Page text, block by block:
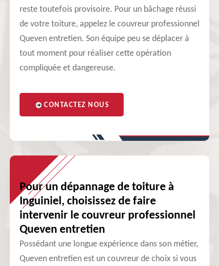
reste toutefois provisoire. Pour un bâchage réussi
de votre toiture, appelez le couvreur professionnel
Queven entretien. Son équipe peu se déplacer à
tout moment pour réaliser cette opération
compliquée et dangereuse.
CONTACTEZ NOUS
Pour un dépannage de toiture à
Inguiniel, choisissez de faire
intervenir le couvreur professionnel
Queven entretien
Possédant une longue expérience dans son métier,
Queven entretien est un couvreur de choix si vous